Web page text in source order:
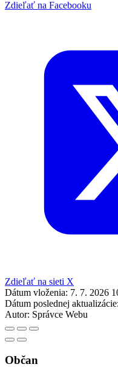
Zdieľať na Facebooku
Zdieľať na sieti X
Dátum vloženia: 7. 7. 2026
Dátum poslednej aktualizácie:
Autor: Správce Webu
Občan